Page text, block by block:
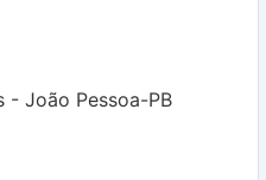
- João Pessoa-PB